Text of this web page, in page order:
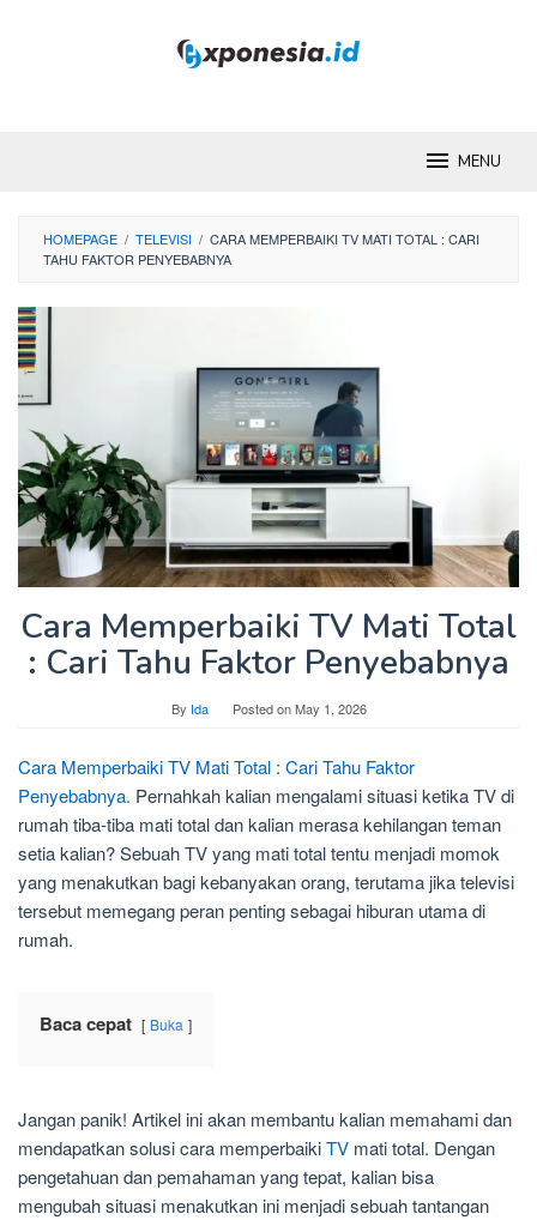
MENU
HOMEPAGE / TELEVISI / CARA MEMPERBAIKI TV MATI TOTAL : CARI
TAHU FAKTOR PENYEBABNYA
Cara Memperbaiki TV Mati Total
: Cari Tahu Faktor Penyebabnya
By Ida Posted onMay 1, 2026
Cara Memperbaiki TV Mati Total : Cari Tahu Faktor
Penyebabnya. Pernahkah kalian mengalami situasi ketika TV di
rumah tiba-tiba mati total dan kalian merasa kehilangan teman
setia kalian? Sebuah TV yang mati total tentu menjadi momok
yang menakutkan bagi kebanyakan orang, terutama jika televisi
tersebut memegang peran penting sebagai hiburan utama di
rumah.
Baca cepat Buka
Jangan panik! Artikel ini akan membantu kalian memahami dan
mendapatkan solusi cara memperbaikiTV mati total. Dengan
pengetahuan dan pemahaman yang tepat, kalian bisa
mengubah situasi menakutkan ini menjadi sebuah tantangan